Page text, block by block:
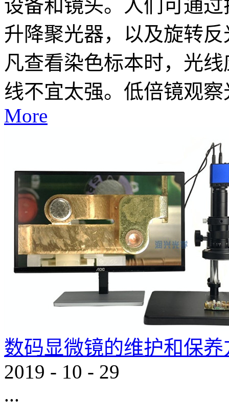
设备和镜头。人们可通
升降聚光器，以及旋转
凡查看染色标本时，光
线不宜太强。低倍镜观察
More
数码显微镜的维护和保养
2019 - 10 - 29
...